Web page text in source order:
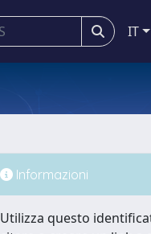
IT
Informazioni
Utilizza questo